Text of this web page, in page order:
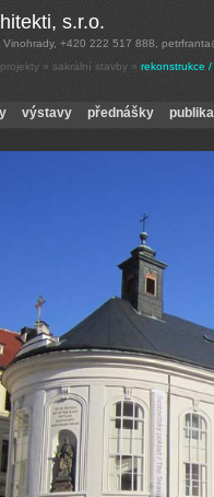
projekty » sakrální stavby » rekonstrukce